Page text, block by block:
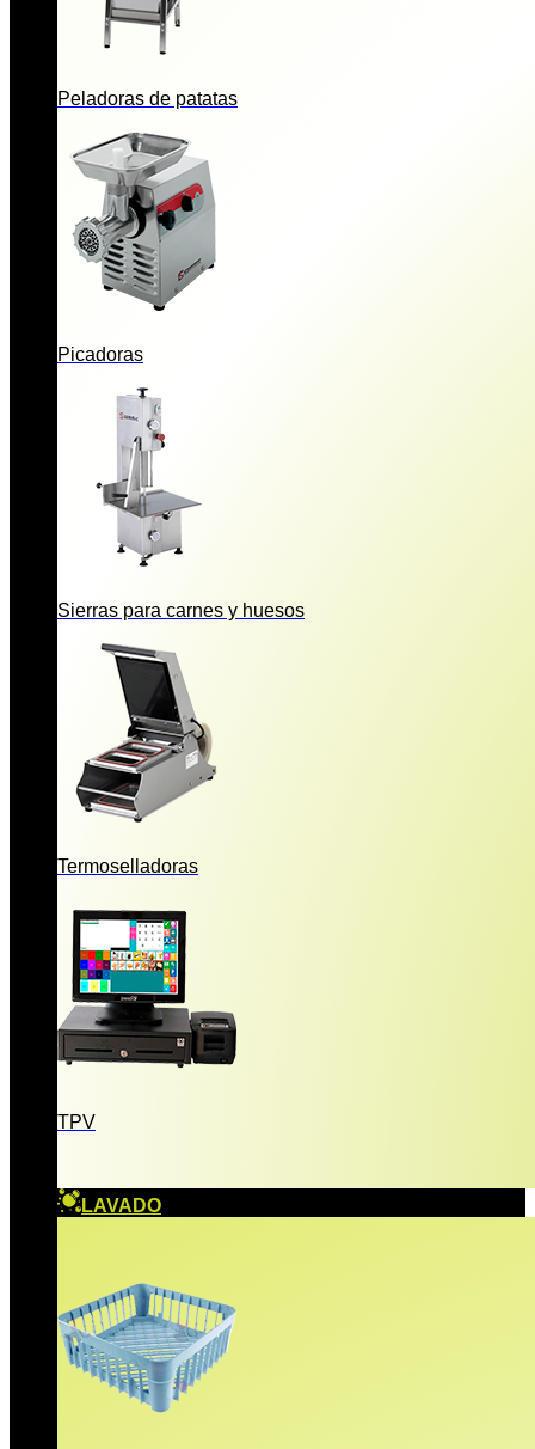
Peladoras de patatas
Picadoras
Sierras para carnes y huesos
Termoselladoras
TPV
LAVADO